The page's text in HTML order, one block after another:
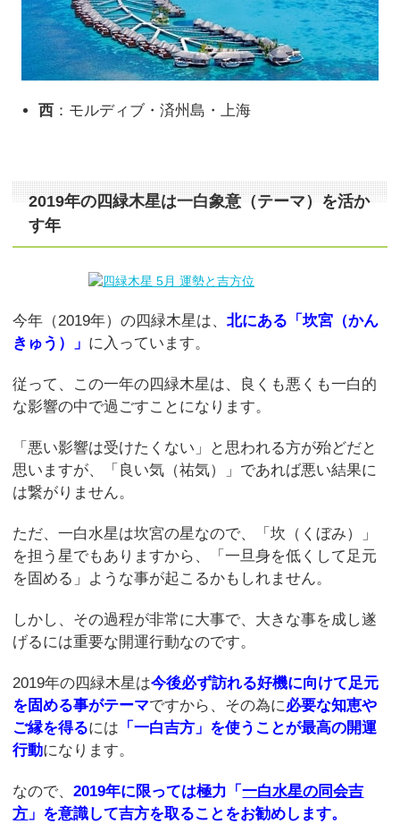
西 ：モルディブ・済州島・上海
2019年の四緑木星は一白象意（テーマ）を活か
す年
今年（2019年）の四緑木星は、北にある「坎宮（かん
きゅう）」 に入っています。
従って、この一年の四緑木星は、良くも悪くも一白的
な影響の中で過ごすことになります。
「悪い影響は受けたくない」と思われる方が殆どだと
思いますが、「良い気（祐気）」であれば悪い結果に
は繋がりません。
ただ、一白水星は坎宮の星なので、「坎（くぼみ）」
を担う星でもありますから、「一旦身を低くして足元
を固める」ような事が起こるかもしれません。
しかし、その過程が非常に大事で、大きな事を成し遂
げるには重要な開運行動なのです。
2019年の四緑木星は今後必ず訪れる好機に向けて足元
を固める事がテーマですから、その為に必要な知恵や
ご縁を得るには 「一白吉方」を使うことが最高の開運
行動になります。
なので、2019年に限っては極力「一白水星の同会吉
方 」を意識して吉方を取ることをお勧めします。